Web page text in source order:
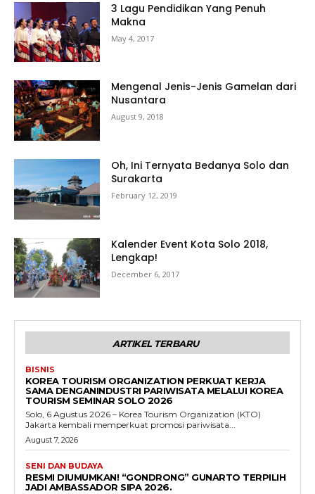
3 Lagu Pendidikan Yang Penuh
Makna
May 4, 2017
Mengenal Jenis-Jenis Gamelan dari
Nusantara
August 9, 2018
Oh, Ini Ternyata Bedanya Solo dan
Surakarta
February 12, 2019
Kalender Event Kota Solo 2018,
Lengkap!
December 6, 2017
ARTIKEL TERBARU
BISNIS
KOREA TOURISM ORGANIZATION PERKUAT KERJA
SAMA DENGANINDUSTRI PARIWISATA MELALUI KOREA
TOURISM SEMINAR SOLO 2026
Solo, 6 Agustus 2026 – Korea Tourism Organization (KTO)
Jakarta kembali memperkuat promosi pariwisata...
August 7, 2026
SENI DAN BUDAYA
RESMI DIUMUMKAN! “GONDRONG” GUNARTO TERPILIH
JADI AMBASSADOR SIPA 2026.